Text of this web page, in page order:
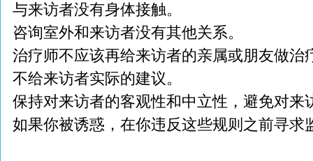
与来访者没有身体接触。
咨询室外和来访者没有其他关系。
治疗师不应该再给来访者的亲属或朋友做治
不给来访者实际的建议。
保持对来访者的客观性和中立性，避免对来
如果你被诱惑，在你违反这些规则之前寻求